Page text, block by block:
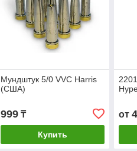
Мундштук 5/0 VVC Harris
(США)
999₸
Купить
от